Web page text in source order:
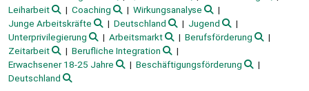
Leiharbeit
Coaching
Wirkungsanalyse
Junge Arbeitskräfte
Deutschland
Jugend
Unterprivilegierung
Arbeitsmarkt
Berufsförderung
Zeitarbeit
Berufliche Integration
Erwachsener 18-25 Jahre
Beschäftigungsförderung
Deutschland